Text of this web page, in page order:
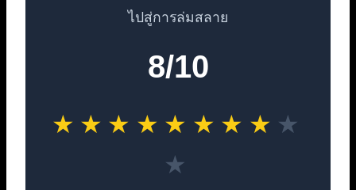
ไปสู่การล่มสลาย
8/10
★ ★ ★ ★ ★ ★ ★ ★ ★
★